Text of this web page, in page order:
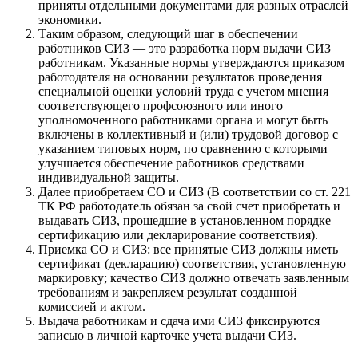
приняты отдельными документами для разных отраслей
экономики.
Таким образом, следующий шаг в обеспечении
работников СИЗ — это разработка норм выдачи СИЗ
работникам. Указанные нормы утверждаются приказом
работодателя на основании результатов проведения
специальной оценки условий труда с учетом мнения
соответствующего профсоюзного или иного
уполномоченного работниками органа и могут быть
включены в коллективный и (или) трудовой договор с
указанием типовых норм, по сравнению с которыми
улучшается обеспечение работников средствами
индивидуальной защиты.
Далее приобретаем СО и СИЗ (В соответствии со ст. 221
ТК РФ работодатель обязан за свой счет приобретать и
выдавать СИЗ, прошедшие в установленном порядке
сертификацию или декларирование соответствия).
Приемка СО и СИЗ: все принятые СИЗ должны иметь
сертификат (декларацию) соответствия, установленную
маркировку; качество СИЗ должно отвечать заявленным
требованиям и закрепляем результат созданной
комиссией и актом.
Выдача работникам и сдача ими СИЗ фиксируются
записью в личной карточке учета выдачи СИЗ.